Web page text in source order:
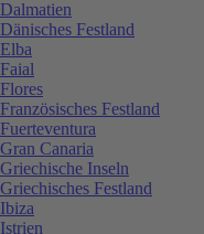
Dalmatien
Dänisches Festland
Elba
Faial
Flores
Französisches Festland
Fuerteventura
Gran Canaria
Griechische Inseln
Griechisches Festland
Ibiza
Istrien